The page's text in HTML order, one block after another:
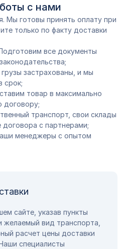
с нами
Мы готовы принять оплату при
только по факту доставки
все документы
застрахованы, и мы
срок;
товар в максимально
договору;
транспорт, свои склады
с партнерами;
менеджеры с опытом
сайте, указав пункты
желаемый вид транспорта,
расчет цены доставки
специалисты